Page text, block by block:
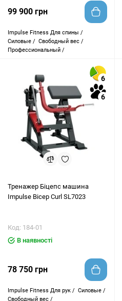
99 900 грн
Impulse Fitness Для спины /
Силовые / Свободный вес /
Профессиональный /
6
6
Тренажер Біцепс машина
Impulse Bicep Curl SL7023
Код: 184-01
В наявності
78 750 грн
Impulse Fitness Для рук / Силовые /
Свободный вес /